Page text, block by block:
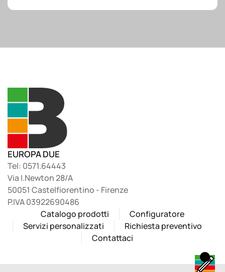
EUROPA DUE
Tel: 0571.64443
Via I.Newton 28/A
50051 Castelfiorentino - Firenze
P.IVA 03922690486
Catalogo prodotti
Configuratore
Servizi personalizzati
Richiesta preventivo
Contattaci